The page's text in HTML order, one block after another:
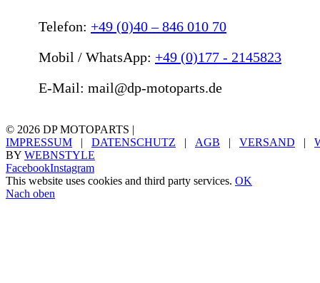
Telefon: +49 (0)40 – 846 010 70
Mobil / WhatsApp: +49 (0)177 - 2145823
E-Mail: mail@dp-motoparts.de
© 2026 DP MOTOPARTS |
IMPRESSUM | DATENSCHUTZ | AGB | VERSAND |
BY WEBNSTYLE
FacebookInstagram
This website uses cookies and third party services. OK
Nach oben